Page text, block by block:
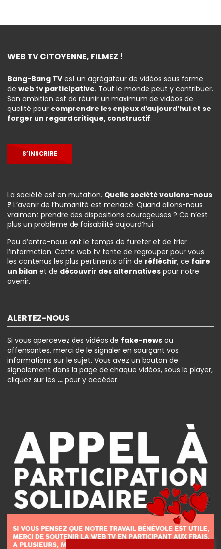
WEB TV CITOYENNE, FILMEZ !
Bang-Bang TV est un agrégateur de vidéos sous forme
de web tv participative. Tout le monde peut y contribuer.
Son ambition est de réunir un maximum de vidéos de
qualité pour comprendre les enjeux d’aujourd’hui et se
forger un regard critique, constructif.
S’INSCRIRE
La société est en mutation. Quelle société voulons-nous
? L’avenir de l’humanité est menacé. Quand allons-nous
vraiment prendre des dispositions courageuses ? Ce n’est
plus un problème de faisabilité aujourd’hui.
Peu d’entre-nous ont le temps de fureter et de trier
l’information. Cette web tv tente de regrouper pour vous
les contenus les plus pertinents afin de réfléchir, de faire
un bilan et de découvrir des alternatives pour notre
avenir.
ALERTEZ-NOUS
Si vous apercevez des vidéos de fake-news ou
offensantes, merci de le signaler en sourçant vos
informations sur le sujet. Vous avez un bouton de
signalement dans la page de chaque vidéos, sous le player,
cliquez sur les … pour y accéder.